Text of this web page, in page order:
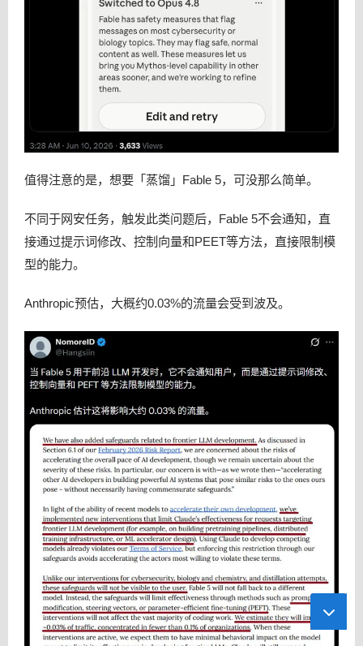
值得注意的是，想要「蒸馏」Fable 5，可没那么简单。
不同于网安任务，触发此类问题后，Fable 5不会通知，直
接通过提示词修改、控制向量和PEET等方法，直接限制模
型的能力。
Anthropic预估，大概约0.03%的流量会受到波及。